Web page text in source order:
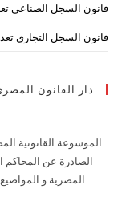
قانون السجل الصناعى
قانون السجل التجارى تعديل في ٣٠
دار القانون
الموسوعة القانونية
الصادرة عن
المصرية و المواضيع